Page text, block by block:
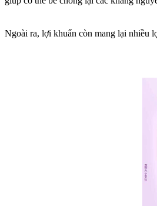
Ngoài ra, lợi khuẩn còn mang lại nhiều